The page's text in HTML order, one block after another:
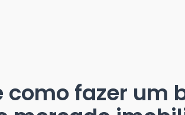
como fazer um